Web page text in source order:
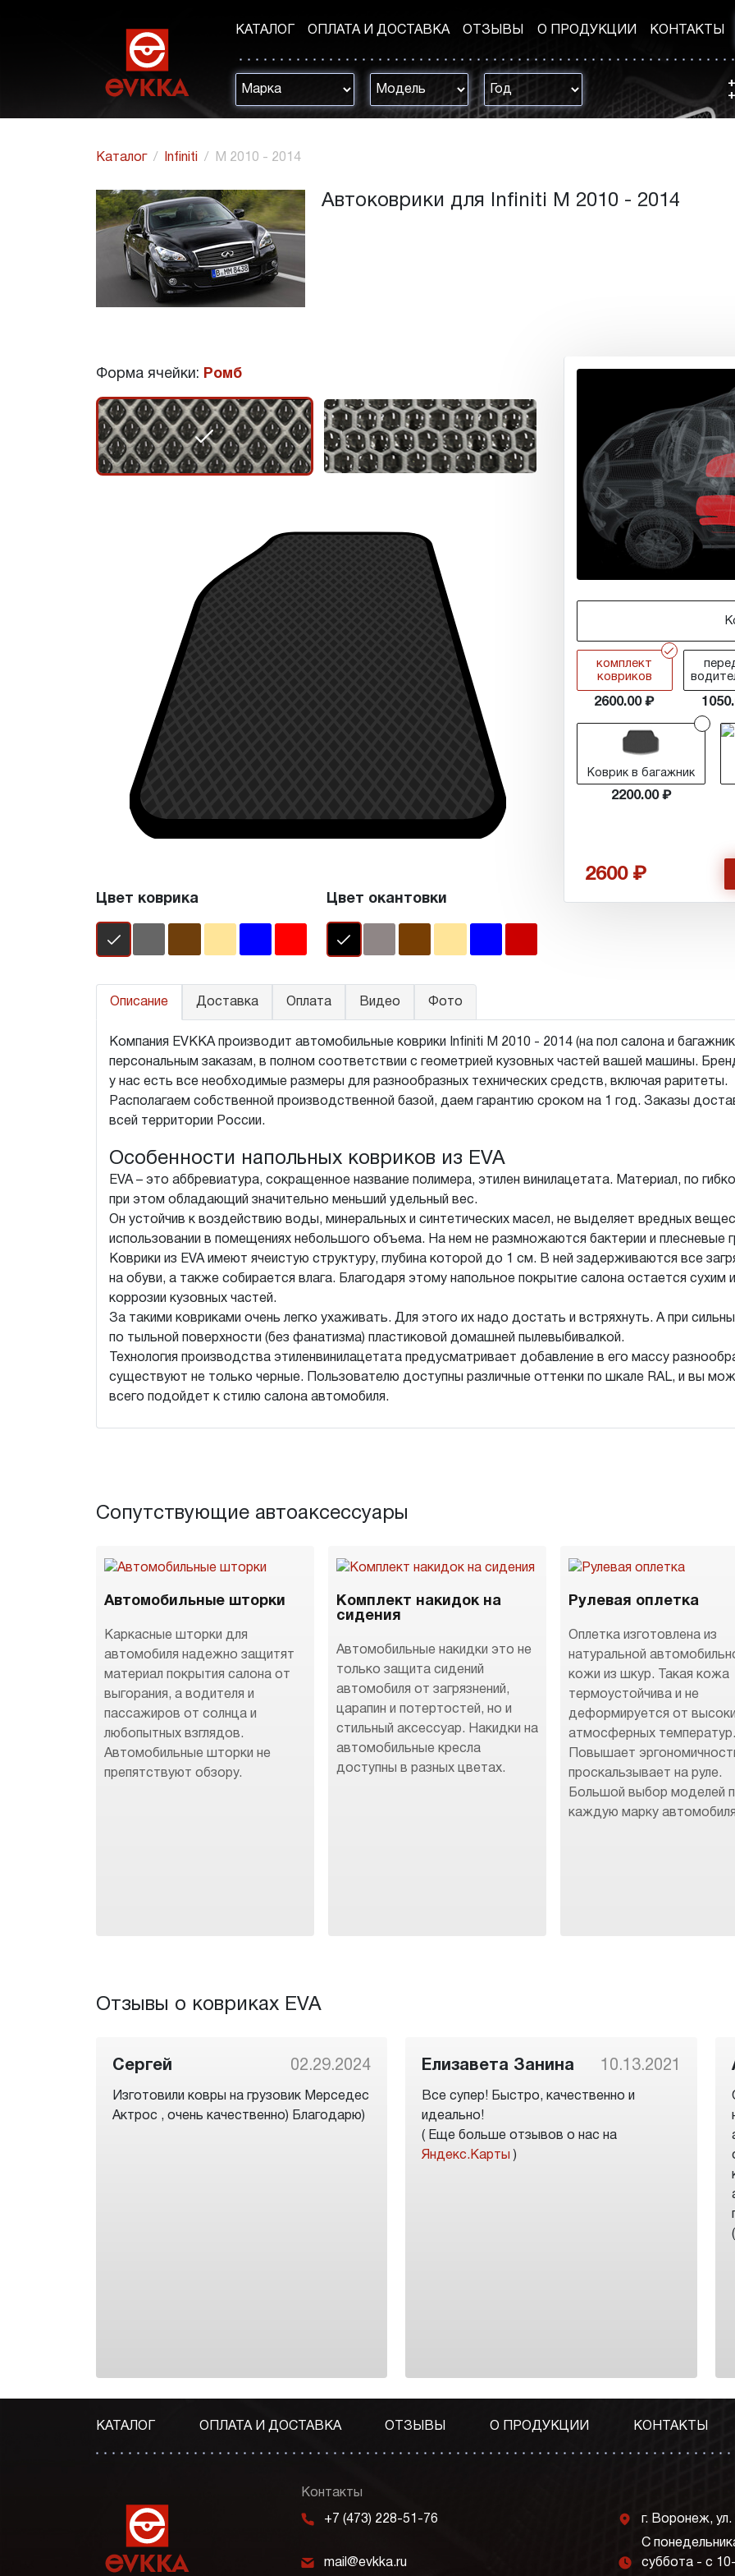
КАТАЛОГ ОПЛАТА И ДОСТАВКА ОТЗЫВЫ О ПРОДУКЦИИ КОНТАКТЫ
Каталог Infiniti M 2010 - 2014
Автоковрики для Infiniti M 2010 - 2014
Форма ячейки: Ромб
r
Цвет коврика Цвет окантовки
r
комплект
ковриков
2600.00
Коврик в багажник
2200.00
2600
Описание Доставка Оплата Видео Фото
Компания EVKKA производит автомобильные коврики Infiniti M 2010 - 2014 (на пол салона и
персональным заказам, в полном соответствии с геометрией кузовных частей вашей машины.
у нас есть все необходимые размеры для разнообразных технических средств, включая раритеты.
Располагаем собственной производственной базой, даем гарантию сроком на 1 год. Заказы
всей территории России.
Особенности напольных ковриков из EVA
EVA – это аббревиатура, сокращенное название полимера, этилен винилацетата. Материал, по
при этом обладающий значительно меньший удельный вес.
Он устойчив к воздействию воды, минеральных и синтетических масел, не выделяет вредных
использовании в помещениях небольшого объема. На нем не размножаются бактерии и плесневые
Коврики из EVA имеют ячеистую структуру, глубина которой до 1 см. В ней задерживаются все
на обуви, а также собирается влага. Благодаря этому напольное покрытие салона остается сухим
коррозии кузовных частей.
За такими ковриками очень легко ухаживать. Для этого их надо достать и встряхнуть. А при
по тыльной поверхности (без фанатизма) пластиковой домашней пылевыбивалкой.
Технология производства этиленвинилацетата предусматривает добавление в его массу
существуют не только черные. Пользователю доступны различные оттенки по шкале RAL, и вы
всего подойдет к стилю салона автомобиля.
Сопутствующие автоаксессуары
Автомобильные шторки
Каркасные шторки для
автомобиля надежно защитят
материал покрытия салона от
выгорания, а водителя и
пассажиров от солнца и
любопытных взглядов.
Автомобильные шторки не
препятствуют обзору.
Комплект накидок на
сидения
Автомобильные накидки это не
только защита сидений
автомобиля от загрязнений,
царапин и потертостей, но и
стильный аксессуар. Накидки на
автомобильные кресла
доступны в разных цветах.
Рулевая оплетка
Оплетка изготовлена из
натуральной
кожи из шкур. Такая кожа
термоустойчива и не
деформируется от
атмосферных температур.
Повышает
проскальзывает на руле.
Большой выбор моделей
каждую марку
Отзывы о ковриках EVA
Сергей 02.29.2024
Изготовили ковры на грузовик Мерседес
Актрос , очень качественно) Благодарю)
Елизавета Занина 10.13.2021
Все супер! Быстро, качественно и
идеально!
( Еще больше отзывов о нас на
Яндекс.Карты
)
КАТАЛОГ ОПЛАТА И ДОСТАВКА ОТЗЫВЫ О ПРОДУКЦИИ КОНТАКТЫ
Контакты
m +7 (473) 228-51-76 j г. Воронеж, ул.
k mail@evkka.ru l
С
суббота - с